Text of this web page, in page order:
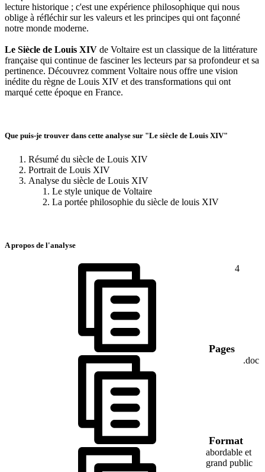
lecture historique ; c'est une expérience philosophique qui nous
oblige à réfléchir sur les valeurs et les principes qui ont façonné
notre monde moderne.
Le Siècle de Louis XIV de Voltaire est un classique de la littérature
française qui continue de fasciner les lecteurs par sa profondeur et sa
pertinence. Découvrez comment Voltaire nous offre une vision
inédite du règne de Louis XIV et des transformations qui ont
marqué cette époque en France.
Que puis-je trouver dans cette analyse sur "Le siècle de Louis XIV"
Résumé du siècle de Louis XIV
Portrait de Louis XIV
Analyse du siècle de Louis XIV
Le style unique de Voltaire
La portée philosophie du siècle de louis XIV
A propos de l'analyse
Pages
4
Format
.doc
abordable et
grand public